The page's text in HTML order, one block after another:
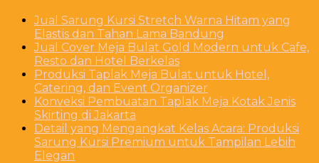
Jual Sarung Kursi Stretch Warna Hitam yang
Elastis dan Tahan Lama Bandung
Jual Cover Meja Bulat Gold Modern untuk Cafe,
Resto dan Hotel Berkelas
Produksi Taplak Meja Bulat untuk Hotel,
Catering, dan Event Organizer
Konveksi Pembuatan Taplak Meja Kotak Jenis
Skirting di Jakarta
Detail yang Mengangkat Kelas Acara: Produksi
Sarung Kursi Premium untuk Tampilan Lebih
Elegan